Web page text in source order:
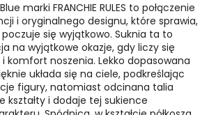
marki FRANCHIE RULES to połączenie
i oryginalnego designu, które sprawia,
się wyjątkowo. Suknia ta to
na wyjątkowe okazje, gdy liczy się
i komfort noszenia. Lekko dopasowana
układa się na ciele, podkreślając
figury, natomiast odcinana talia
kształty i dodaje tej sukience